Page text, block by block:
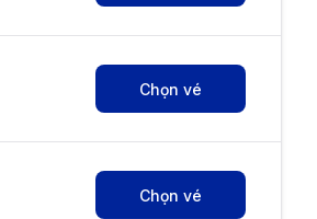
Chọn vé
Chọn vé